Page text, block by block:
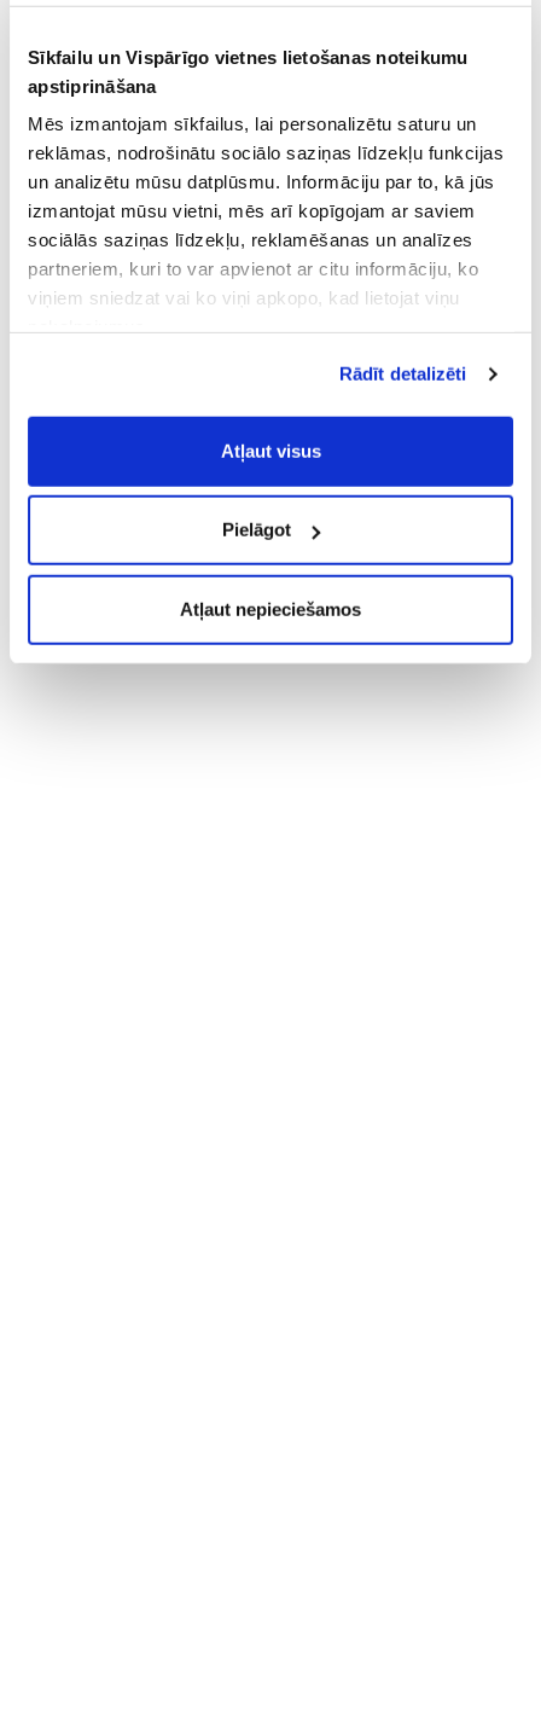
Sīkfailu un Vispārīgo vietnes lietošanas noteikumu
apstiprināšana
Mēs izmantojam sīkfailus, lai personalizētu saturu un
reklāmas, nodrošinātu sociālo saziņas līdzekļu funkcijas
un analizētu mūsu datplūsmu. Informāciju par to, kā jūs
izmantojat mūsu vietni, mēs arī kopīgojam ar saviem
sociālās saziņas līdzekļu, reklamēšanas un analīzes
partneriem, kuri to var apvienot ar citu informāciju, ko
viņiem sniedzat vai ko viņi apkopo, kad lietojat viņu
Vispārīgiem vietnes lietošanas
noteikumiem(saīsināti - VVLN).
Rādīt detalizēti
Atļaut visus
Pielāgot
Atļaut nepieciešamos